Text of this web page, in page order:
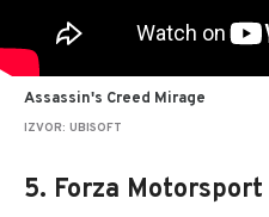
Assassin's Creed Mirage
IZVOR: UBISOFT
5. Forza Motorsport